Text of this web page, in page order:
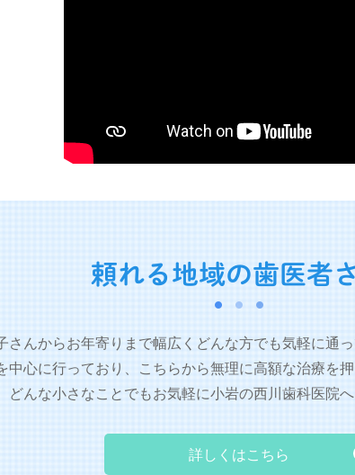
頼れる地域の歯医者
さんからお年寄りまで幅広くどんな方でも気軽に通
中心に行っており、こちらから無理に高額な治療を
どんな小さなことでもお気軽に小岩の西川歯科医院へ
詳しくはこちら